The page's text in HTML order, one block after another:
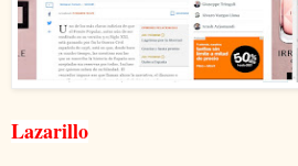
Lazarillo